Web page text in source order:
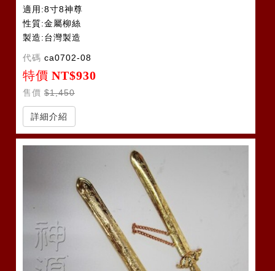
適用:8寸8神尊
性質:金屬柳絲
製造:台灣製造
代碼 ca0702-08
特價 NT$930
售價 $1,450
詳細介紹